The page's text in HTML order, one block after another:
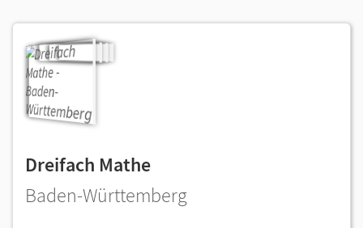
Dreifach Mathe
Baden-Württemberg